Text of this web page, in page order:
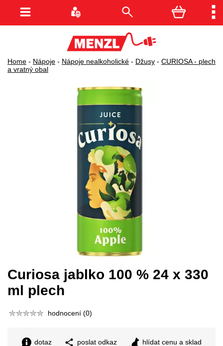
Home - Nápoje - Nápoje nealkoholické - Džusy - CURIOSA - plech
a vratný obal
Curiosa jablko 100 % 24 x 330
ml plech
hodnocení (0)
dotaz poslat odkaz hlídat cenu a sklad